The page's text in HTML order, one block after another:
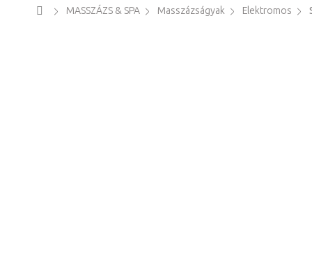
Kezdőlap
MASSZÁZS & SPA Masszázságyak Elektromos